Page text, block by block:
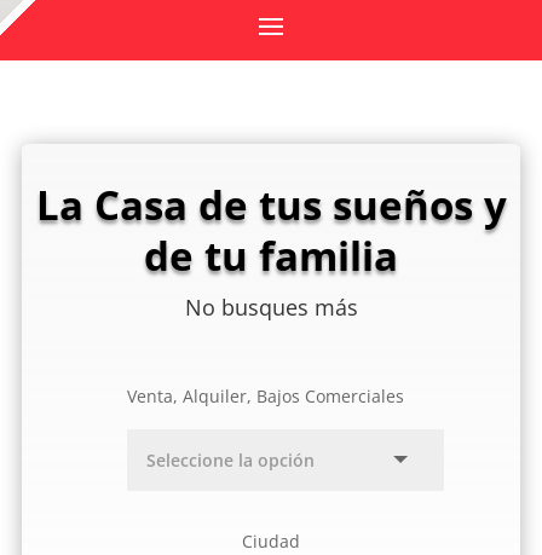
La Casa de tus sueños y
de tu familia
No busques más
Venta, Alquiler, Bajos Comerciales
Ciudad